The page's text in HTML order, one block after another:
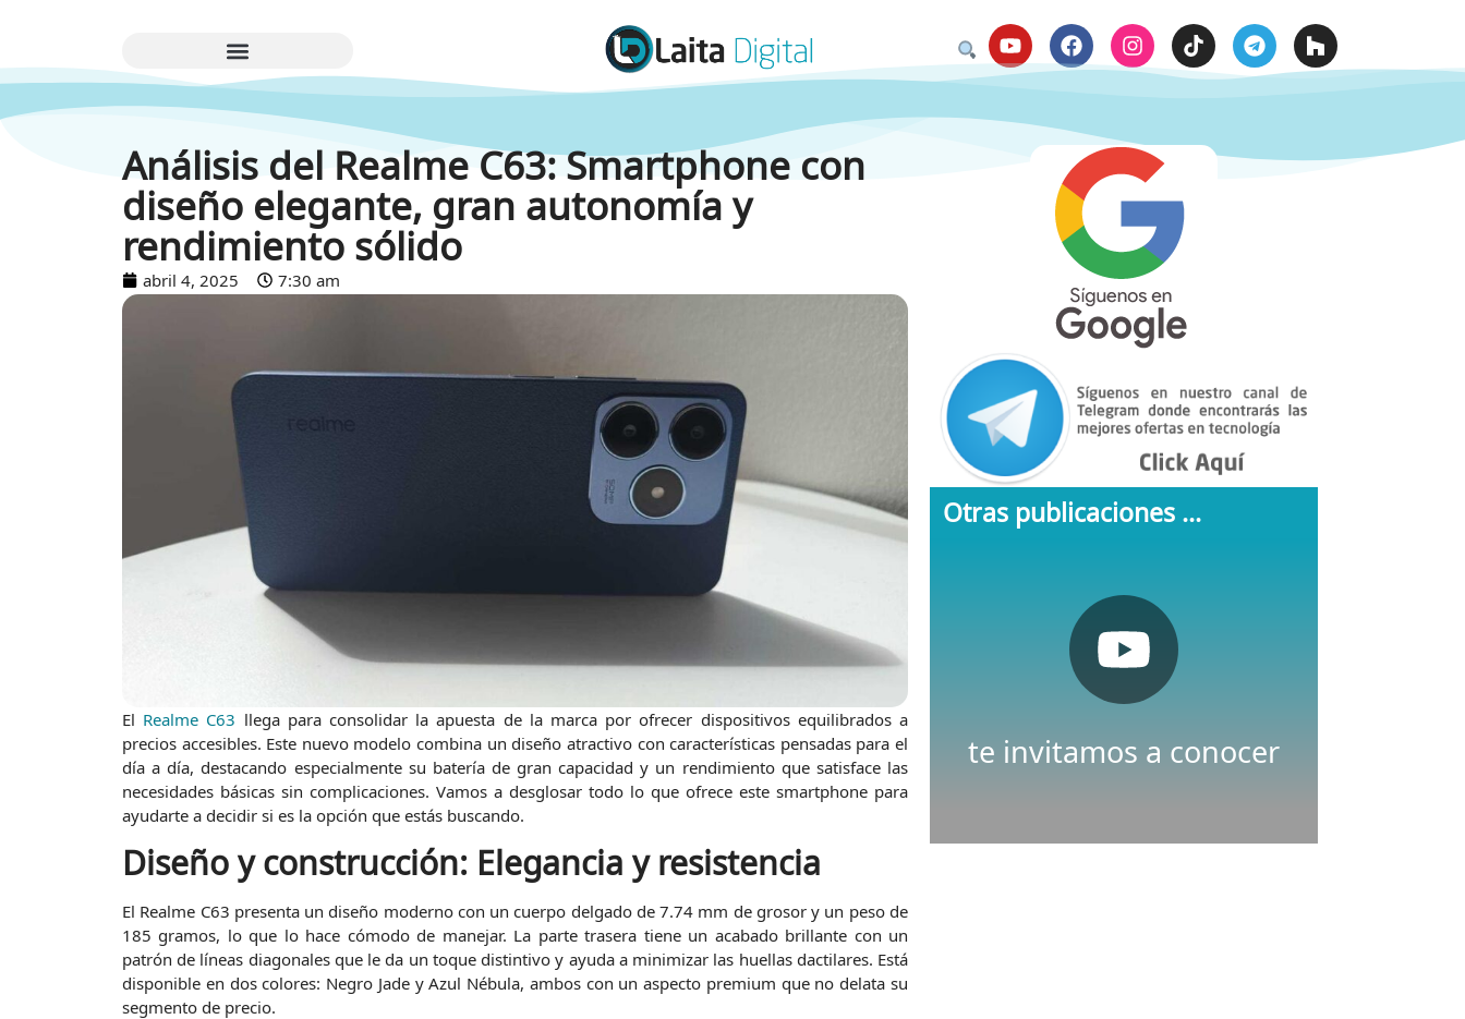
Análisis del Realme C63: Smartphone con
diseño elegante, gran autonomía y
rendimiento sólido
abril 4, 2025 7:30 am
El Realme C63 llega para consolidar la apuesta de la marca por ofrecer dispositivos equilibrados a
precios accesibles. Este nuevo modelo combina un diseño atractivo con características pensadas para el
día a día, destacando especialmente su batería de gran capacidad y un rendimiento que satisface las
necesidades básicas sin complicaciones. Vamos a desglosar todo lo que ofrece este smartphone para
ayudarte a decidir si es la opción que estás buscando.
Diseño y construcción: Elegancia y resistencia
El Realme C63 presenta un diseño moderno con un cuerpo delgado de 7.74 mm de grosor y un peso de
185 gramos, lo que lo hace cómodo de manejar. La parte trasera tiene un acabado brillante con un
patrón de líneas diagonales que le da un toque distintivo y ayuda a minimizar las huellas dactilares. Está
disponible en dos colores: Negro Jade y Azul Nébula, ambos con un aspecto premium que no delata su
segmento de precio.
Otras publicaciones ...
te invitamos a conocer
Nuestro canal de
Youtube
Pulsa aquí